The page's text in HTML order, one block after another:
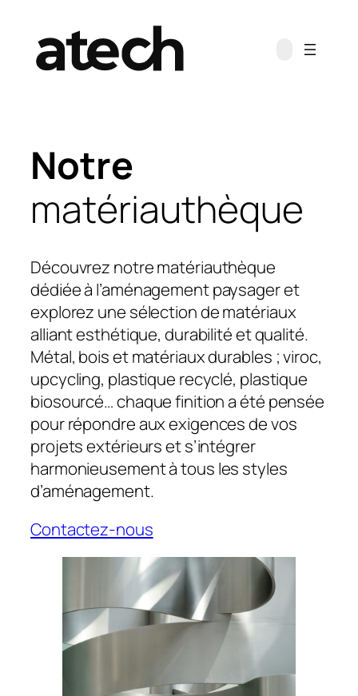
contenu
Notre
matériauthèque
Découvrez notre matériauthèque
dédiée à l’aménagement paysager et
explorez une sélection de matériaux
alliant esthétique, durabilité et qualité.
Métal, bois et matériaux durables ; viroc,
upcycling, plastique recyclé, plastique
biosourcé… chaque finition a été pensée
pour répondre aux exigences de vos
projets extérieurs et s’intégrer
harmonieusement à tous les styles
d’aménagement.
Contactez-nous